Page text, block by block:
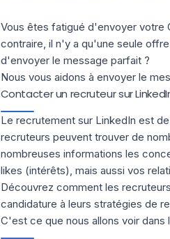
Vous êtes fatigué d'envoyer votre
contraire, il n'y a qu'une seule
d'envoyer le message parfait?
Nous vous aidons à envoyer le
Contacter un recruteur sur
Le recrutement sur LinkedIn est
recruteurs peuvent trouver de
nombreuses informations les
likes (intérêts), mais aussi vos
Découvrez comment les
candidature à leurs stratégies de
C'est ce que nous allons voir